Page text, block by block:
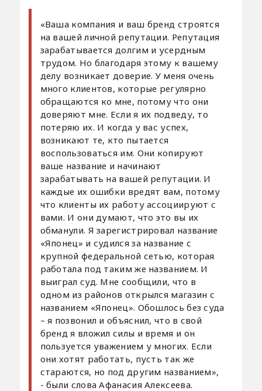
«Ваша компания и ваш бренд строятся
на вашей личной репутации. Репутация
зарабатывается долгим и усердным
трудом. Но благодаря этому к вашему
делу возникает доверие. У меня очень
много клиентов, которые регулярно
обращаются ко мне, потому что они
доверяют мне. Если я их подведу, то
потеряю их. И когда у вас успех,
возникают те, кто пытается
воспользоваться им. Они копируют
ваше название и начинают
зарабатывать на вашей репутации. И
каждые их ошибки вредят вам, потому
что клиенты их работу ассоциируют с
вами. И они думают, что это вы их
обманули. Я зарегистрировал название
«Японец» и судился за название с
крупной федеральной сетью, которая
работала под таким же названием. И
выиграл суд. Мне сообщили, что в
одном из районов открылся магазин с
названием «Японец». Обошлось без суда
– я позвонил и объяснил, что в свой
бренд я вложил силы и время и он
пользуется уважением у многих. Если
они хотят работать, пусть так же
стараются, но под другим названием»,
- были слова Афанасия Алексеева.